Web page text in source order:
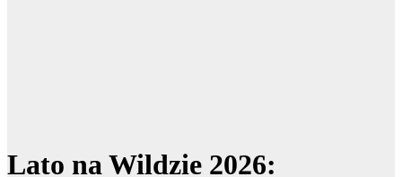
Lato na Wildzie 2026: